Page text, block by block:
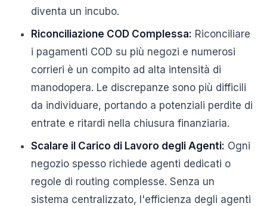
diventa un incubo.
Riconciliazione COD Complessa: Riconciliare
i pagamenti COD su più negozi e numerosi
corrieri è un compito ad alta intensità di
manodopera. Le discrepanze sono più difficili
da individuare, portando a potenziali perdite di
entrate e ritardi nella chiusura finanziaria.
Scalare il Carico di Lavoro degli Agenti: Ogni
negozio spesso richiede agenti dedicati o
regole di routing complesse. Senza un
sistema centralizzato, l'efficienza degli agenti